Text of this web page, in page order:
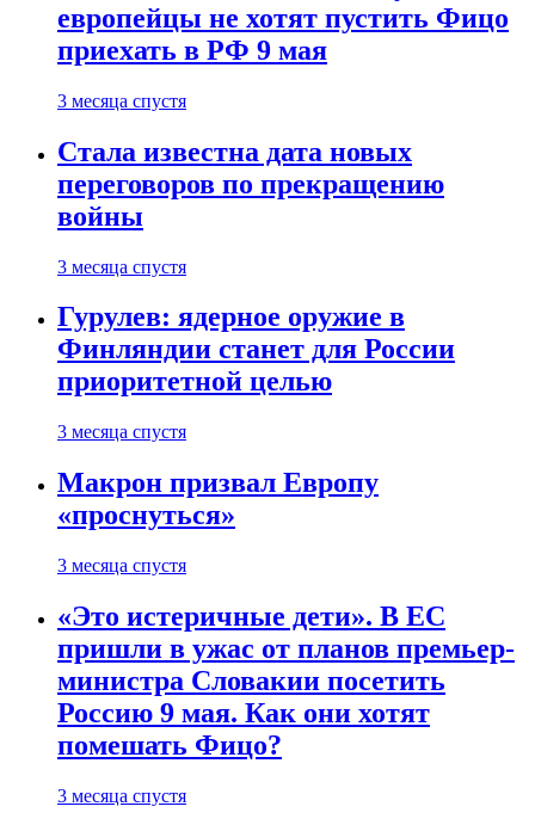
европейцы не хотят пустить Фицо
приехать в РФ 9 мая
3 месяца спустя
Стала известна дата новых
переговоров по прекращению
войны
3 месяца спустя
Гурулев: ядерное оружие в
Финляндии станет для России
приоритетной целью
3 месяца спустя
Макрон призвал Европу
«проснуться»
3 месяца спустя
«Это истеричные дети». В ЕС
пришли в ужас от планов премьер-
министра Словакии посетить
Россию 9 мая. Как они хотят
помешать Фицо?
3 месяца спустя